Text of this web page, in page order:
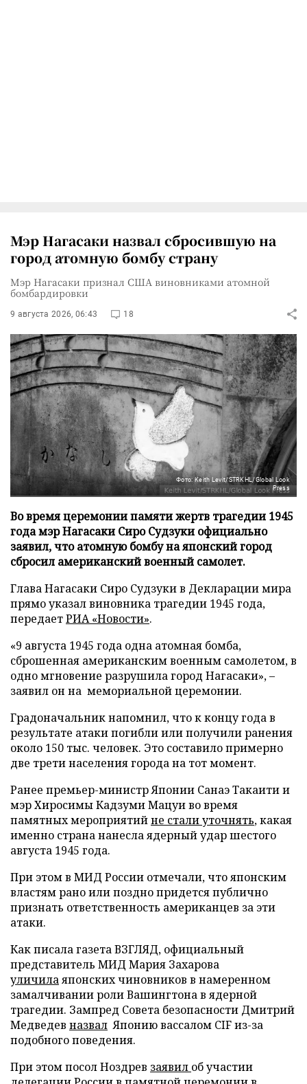
Мэр Нагасаки назвал сбросившую на
город атомную бомбу страну
Мэр Нагасаки признал США виновниками атомной
бомбардировки
9 августа 2026, 06:43 18
Фото: Keith Levit/STRKHL/Global Look
Press
Во время церемонии памяти жертв трагедии 1945
года мэр Нагасаки Сиро Судзуки официально
заявил, что атомную бомбу на японский город
сбросил американский военный самолет.
Глава Нагасаки Сиро Судзуки в Декларации мира
прямо указал виновника трагедии 1945 года,
передаетРИА «Новости».
«9 августа 1945 года одна атомная бомба,
сброшенная американским военным самолетом, в
одно мгновение разрушила город Нагасаки», –
заявил он на мемориальной церемонии.
Градоначальник напомнил, что к концу года в
результате атаки погибли или получили ранения
около 150 тыс. человек. Это составило примерно
две трети населения города на тот момент.
Ранее премьер-министр Японии Санаэ Такаити и
мэр Хиросимы Кадзуми Мацуи во время
памятных мероприятийне стали уточнять, какая
именно страна нанесла ядерный удар шестого
августа 1945 года.
При этом в МИД России отмечали, что японским
властям рано или поздно придется публично
признать ответственность американцев за эти
атаки.
Как писала газета ВЗГЛЯД, официальный
представитель МИД Мария Захарова
уличилаяпонских чиновников в намеренном
замалчивании роли Вашингтона в ядерной
трагедии. Зампред Совета безопасности Дмитрий
Медведев назвал Японию вассалом CIF из-за
подобного поведения.
При этом посол Ноздрев заявил об участии